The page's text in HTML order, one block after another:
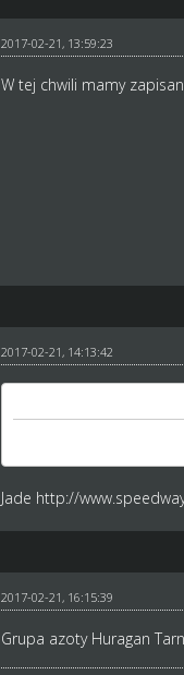
2017-02-21, 13:59:23
W tej chwili mamy
2017-02-21, 14:13:42
Jade http://
2017-02-21, 16:15:39
Grupa azoty Huragan